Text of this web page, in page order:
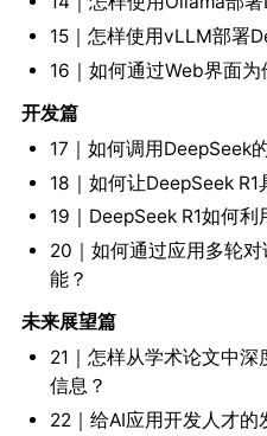
15｜怎样使用vLLM部署
16｜如何通过Web界面为
开发篇
17｜如何调用DeepSeek
18｜如何让DeepSeek R1
19｜DeepSeek R1如何
20｜如何通过应用多轮
能？
未来展望篇
21｜怎样从学术论文中
信息？
22｜给AI应用开发人才的